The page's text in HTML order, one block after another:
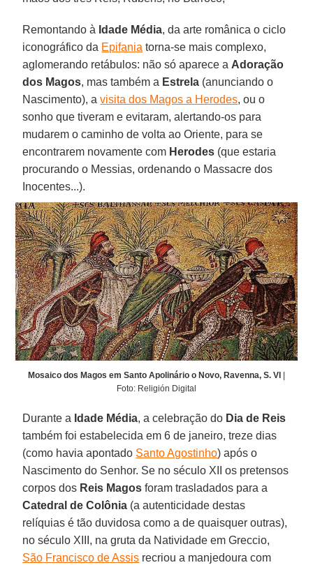
Remontando à Idade Média, da arte românica o ciclo
iconográfico da Epifania torna-se mais complexo,
aglomerando retábulos: não só aparece a Adoração
dos Magos, mas também a Estrela (anunciando o
Nascimento), avisita dos Magos a Herodes, ou o
sonho que tiveram e evitaram, alertando-os para
mudarem o caminho de volta ao Oriente, para se
encontrarem novamente com Herodes (que estaria
procurando o Messias, ordenando o Massacre dos
Inocentes...).
Mosaico dos Magos em Santo Apolinário o Novo, Ravenna, S. VI
Foto: Religión Digital
Durante a Idade Média, a celebração do Dia de Reis
também foi estabelecida em 6 de janeiro, treze dias
(como havia apontado Santo Agostinho) após o
Nascimento do Senhor. Se no século XII os pretensos
corpos dos Reis Magos foram trasladados para a
Catedral de Colônia (a autenticidade destas
relíquias é tão duvidosa como a de quaisquer outras),
no século XIII, na gruta da Natividade em Greccio,
São Francisco de Assis recriou a manjedoura com